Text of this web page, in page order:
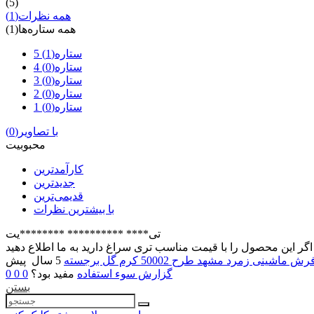
(5)
همه نظرات(1)
همه ستاره‌ها(1)
5 ستاره(1)
4 ستاره(0)
3 ستاره(0)
2 ستاره(0)
1 ستاره(0)
با تصاویر (0)
محبوبیت
کارآمدترین
جدیدترین
قدیمی‌ترین
با بیشترین نظرات
تی**** ********** ********یت
ماشینی زمرد مشهد طرح 50002 کرم گل برجسته
5 سال پیش
گزارش سوء استفاده مفید بود؟ 0
0
0
بستن